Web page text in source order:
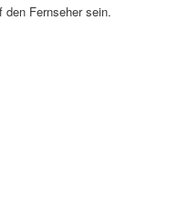
Fernseher sein.